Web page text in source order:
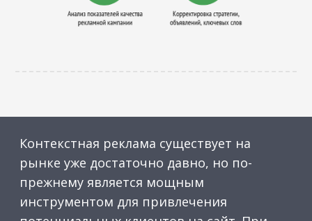
Контекстная реклама существует на
рынке уже достаточно давно, но по-
прежнему является мощным
инструментом для привлечения